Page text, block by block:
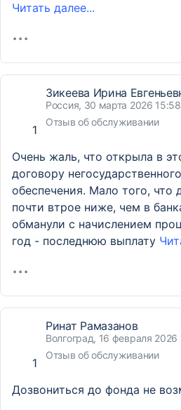
Читать далее...
1
Зикеева Ирина
Россия, 30 марта 2026 15:58
Отзыв об обслуживании
Очень жаль, что открыла в
договору
обеспечения. Мало того, что
почти втрое ниже, чем в
обманули с начислением
год - последнюю выплату
1
Ринат Рамазанов
Волгоград, 16 февраля 2026
Отзыв об обслуживании
Дозвониться до фонда не